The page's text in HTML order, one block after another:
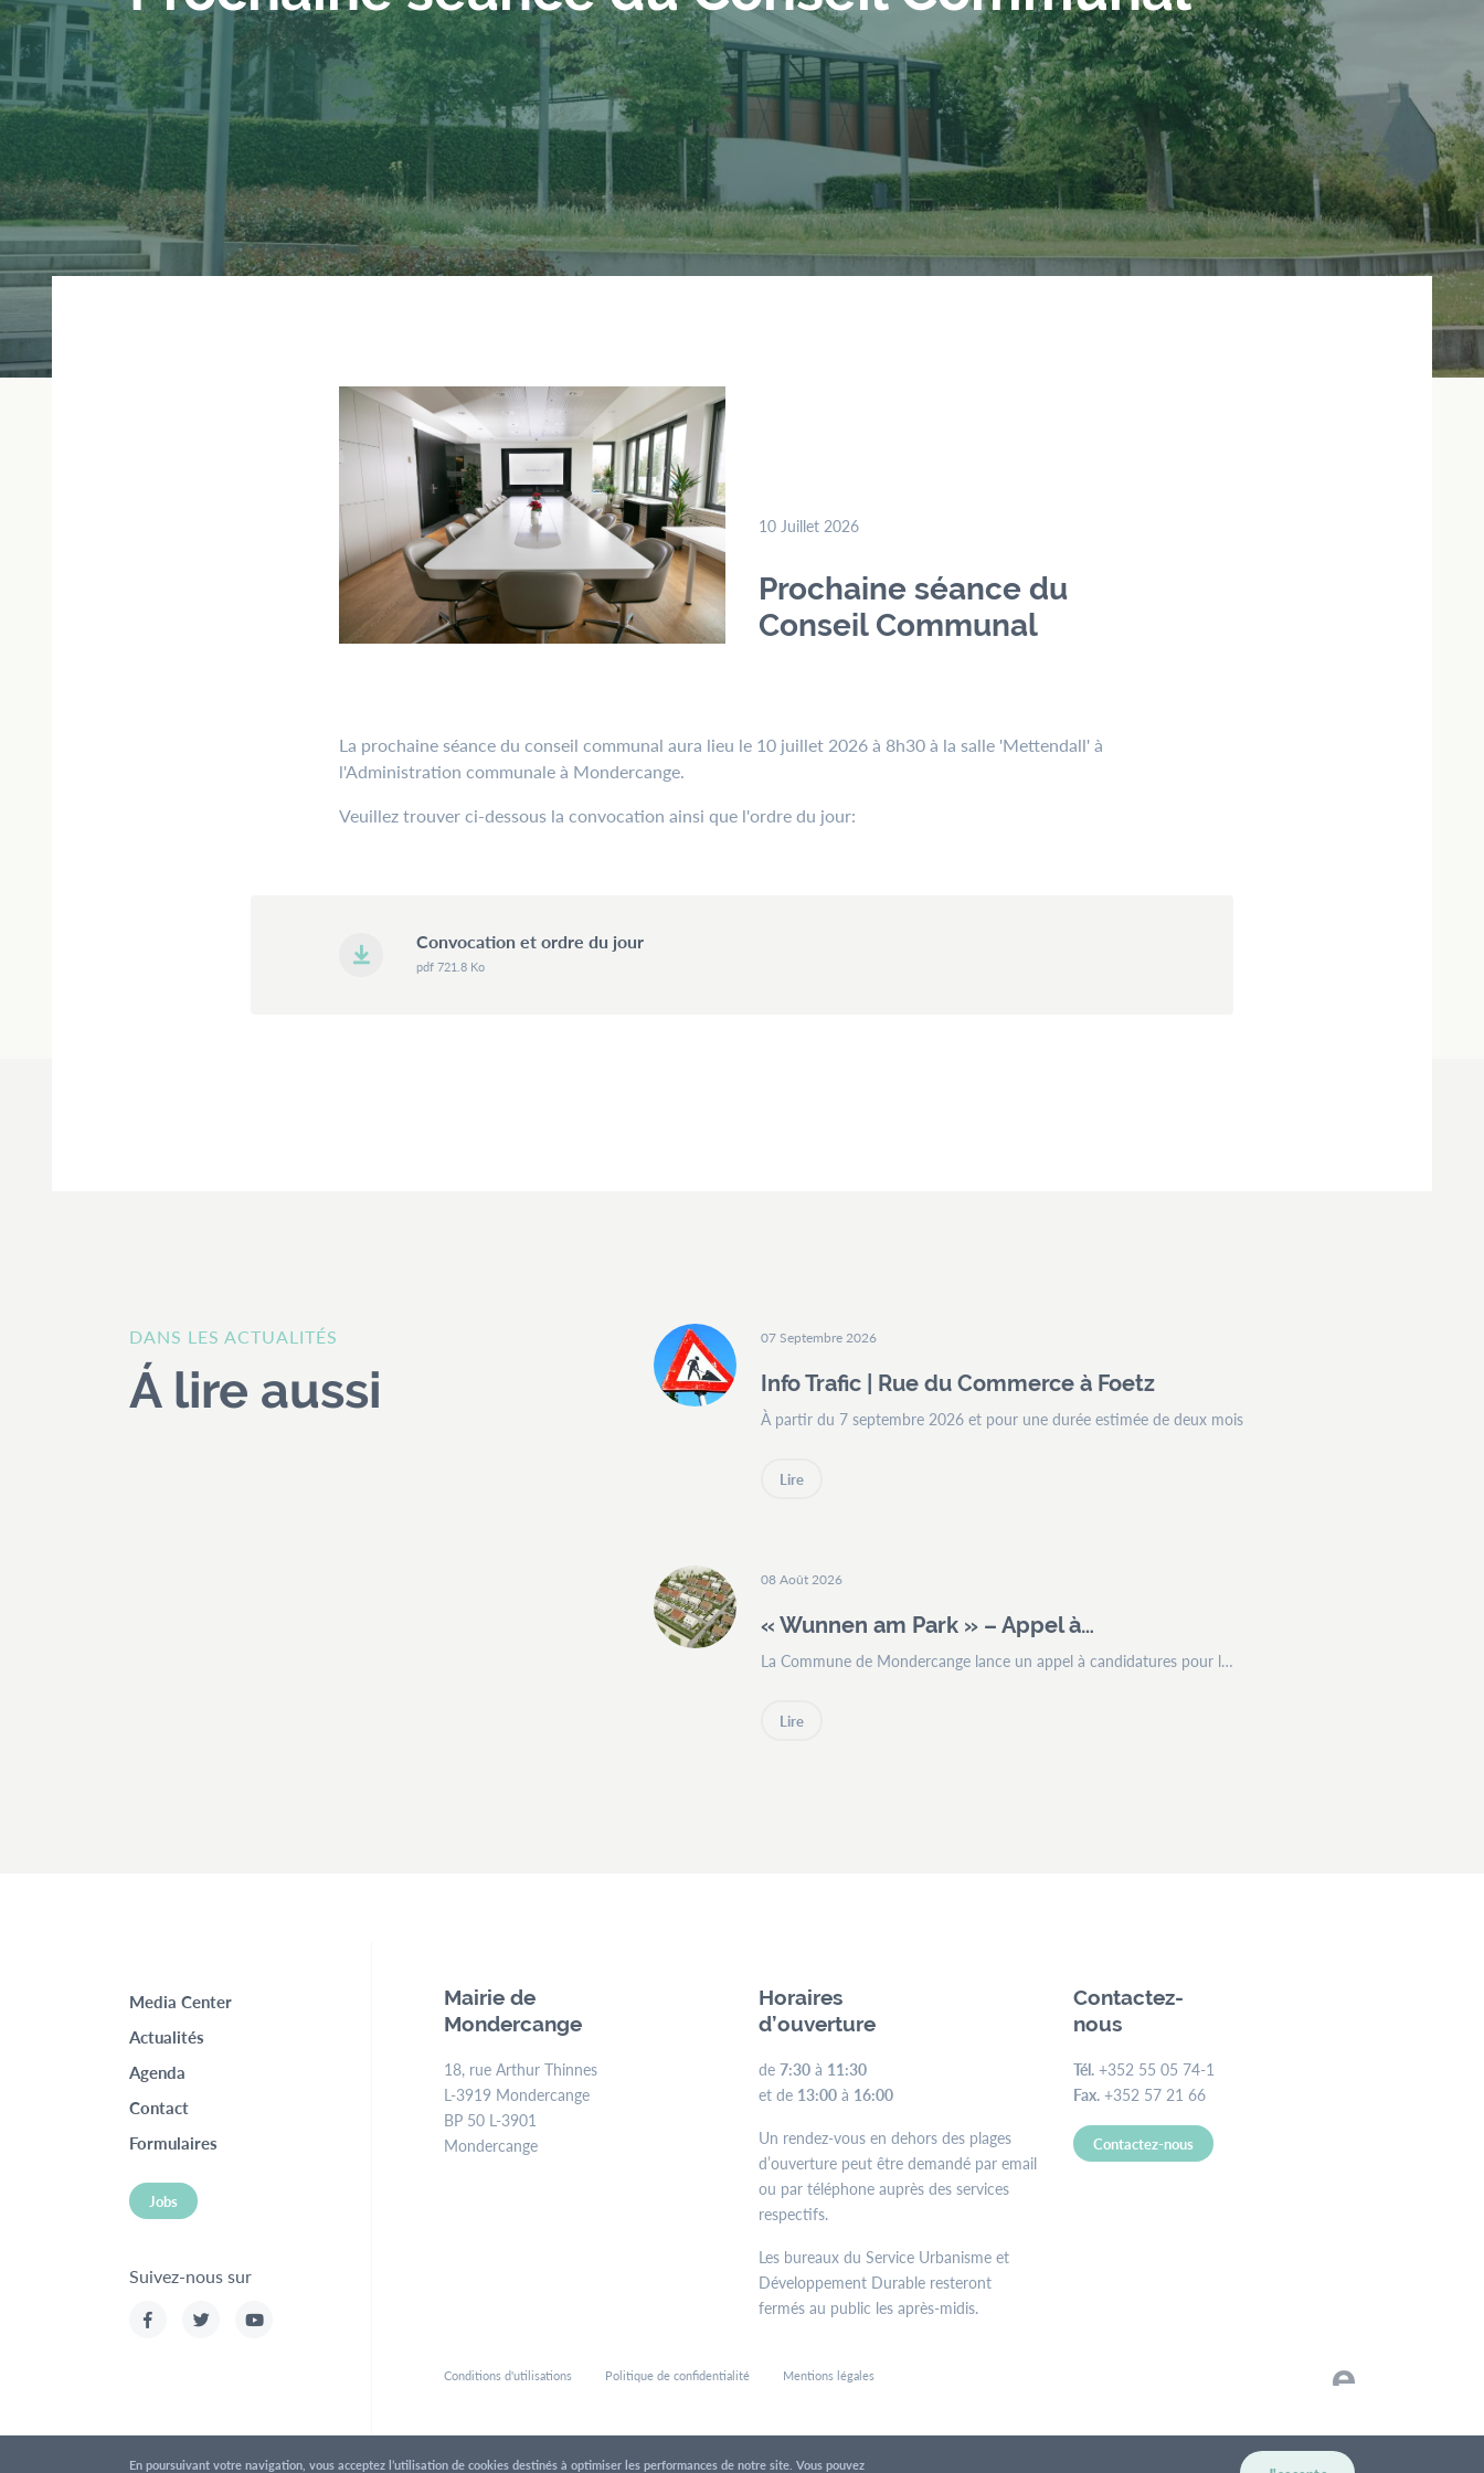
10 Juillet 2026
Prochaine séance du
Conseil Communal
La prochaine séance du conseil communal aura lieu le 10 juillet 2026 à 8h30 à la salle 'Mettendall' à
l'Administration communale à Mondercange.
Veuillez trouver ci-dessous la convocation ainsi que l'ordre du jour:
Convocation et ordre du jour
pdf 721.8 Ko
DANS LES ACTUALITÉS
Á lire aussi
07 Septembre 2026
Info Trafic | Rue du Commerce à Foetz
À partir du 7 septembre 2026 et pour une durée estimée de deux mois
Lire
08 Août 2026
« Wunnen am Park » – Appel à…
La Commune de Mondercange lance un appel à candidatures pour l…
Lire
Mairie de
Mondercange
18, rue Arthur Thinnes
L-3919 Mondercange
BP 50 L-3901
Mondercange
Horaires
d’ouverture
de 7:30 à 11:30
et de 13:00 à 16:00
Un rendez-vous en dehors des plages
d’ouverture peut être demandé par email
ou par téléphone auprès des services
respectifs.
Les bureaux du Service Urbanisme et
Développement Durable resteront
fermés au public les après-midis.
Contactez-
nous
Tél. +352 55 05 74-1
Fax. +352 57 21 66
Contactez-nous
Conditions d'utilisations Politique de confidentialité Mentions légales
Top
menu
Media Center
Actualités
Agenda
Contact
Formulaires
Jobs
Suivez-nous sur
En poursuivant votre navigation, vous acceptez l’utilisation de cookies destinés à optimiser les performances de notre site. Vous pouvez